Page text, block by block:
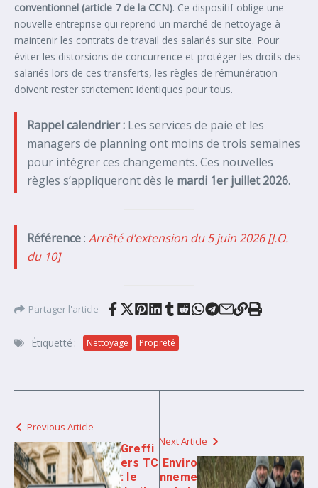
conventionnel (article 7 de la CCN). Ce dispositif oblige une
nouvelle entreprise qui reprend un marché de nettoyage à
maintenir les contrats de travail des salariés sur site. Pour
éviter les distorsions de concurrence et protéger les droits des
salariés lors de ces transferts, les règles de rémunération
doivent rester strictement identiques pour tous.
Rappel calendrier :Les services de paie et les
managers de planning ont moins de trois semaines
pour intégrer ces changements. Ces nouvelles
règles s’appliqueront dès le mardi 1er juillet 2026.
Référence: Arrêté d’extension du 5 juin 2026 [J.O.
du 10]
Partager l'article
Étiquetté : Nettoyage Propreté
Previous Article
Greffi
ers TC
: le
Next Article
Enviro
nneme